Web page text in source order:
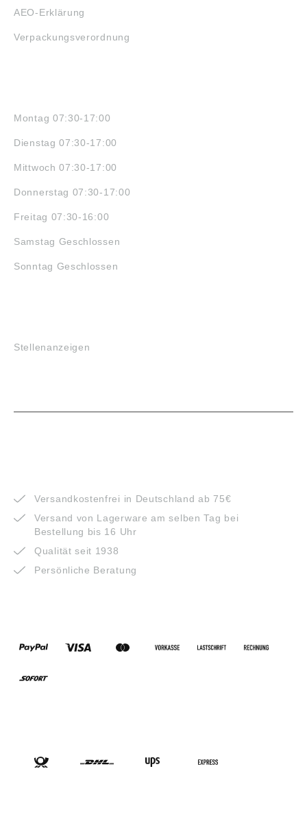
AEO-Erklärung
Verpackungsverordnung
Montag 07:30-17:00
Dienstag 07:30-17:00
Mittwoch 07:30-17:00
Donnerstag 07:30-17:00
Freitag 07:30-16:00
Samstag Geschlossen
Sonntag Geschlossen
Stellenanzeigen
Versandkostenfrei in Deutschland ab 75€
Versand von Lagerware am selben Tag bei
Bestellung bis 16 Uhr
Qualität seit 1938
Persönliche Beratung